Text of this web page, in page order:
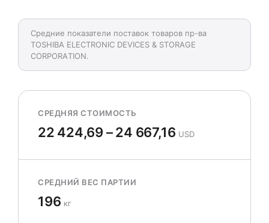
Средние показатели поставок товаров пр-ва
TОSHIBА ELECTRОNIC DEVICES & STОRАGE
CORPОRАTION.
СРЕДНЯЯ СТОИМОСТЬ
22 424,69 – 24 667,16 USD
СРЕДНИЙ ВЕС ПАРТИИ
196 кг